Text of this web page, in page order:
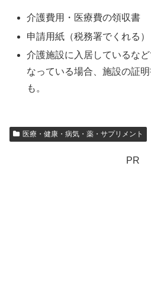
介護費用・医療費の領収書
申請用紙（税務署でくれる）
介護施設に入居しているな
なっている場合、施設の証
も。
医療・健康・病気・薬・サプリメント
PR